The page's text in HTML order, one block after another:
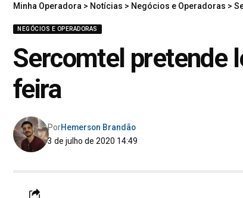
Minha Operadora > Notícias > Negócios e Operadoras >
NEGÓCIOS E OPERADORAS
Sercomtel pretende
feira
3 de julho de 2020 14:49
PorHemerson Brandão